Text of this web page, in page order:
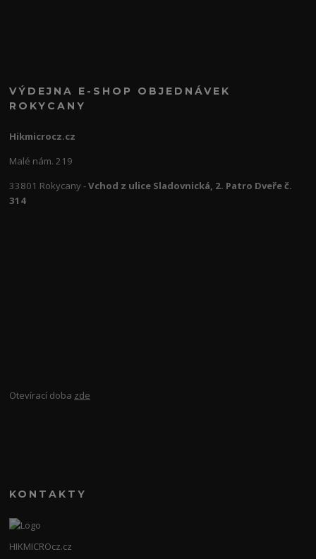
VÝDEJNA E-SHOP OBJEDNÁVEK
ROKYCANY
Hikmicrocz.cz
Malé nám. 219
33801 Rokycany -Vchod z ulice Sladovnická, 2. Patro Dveře č.
314
Otevírací doba zde
KONTAKTY
HIKMICROcz.cz